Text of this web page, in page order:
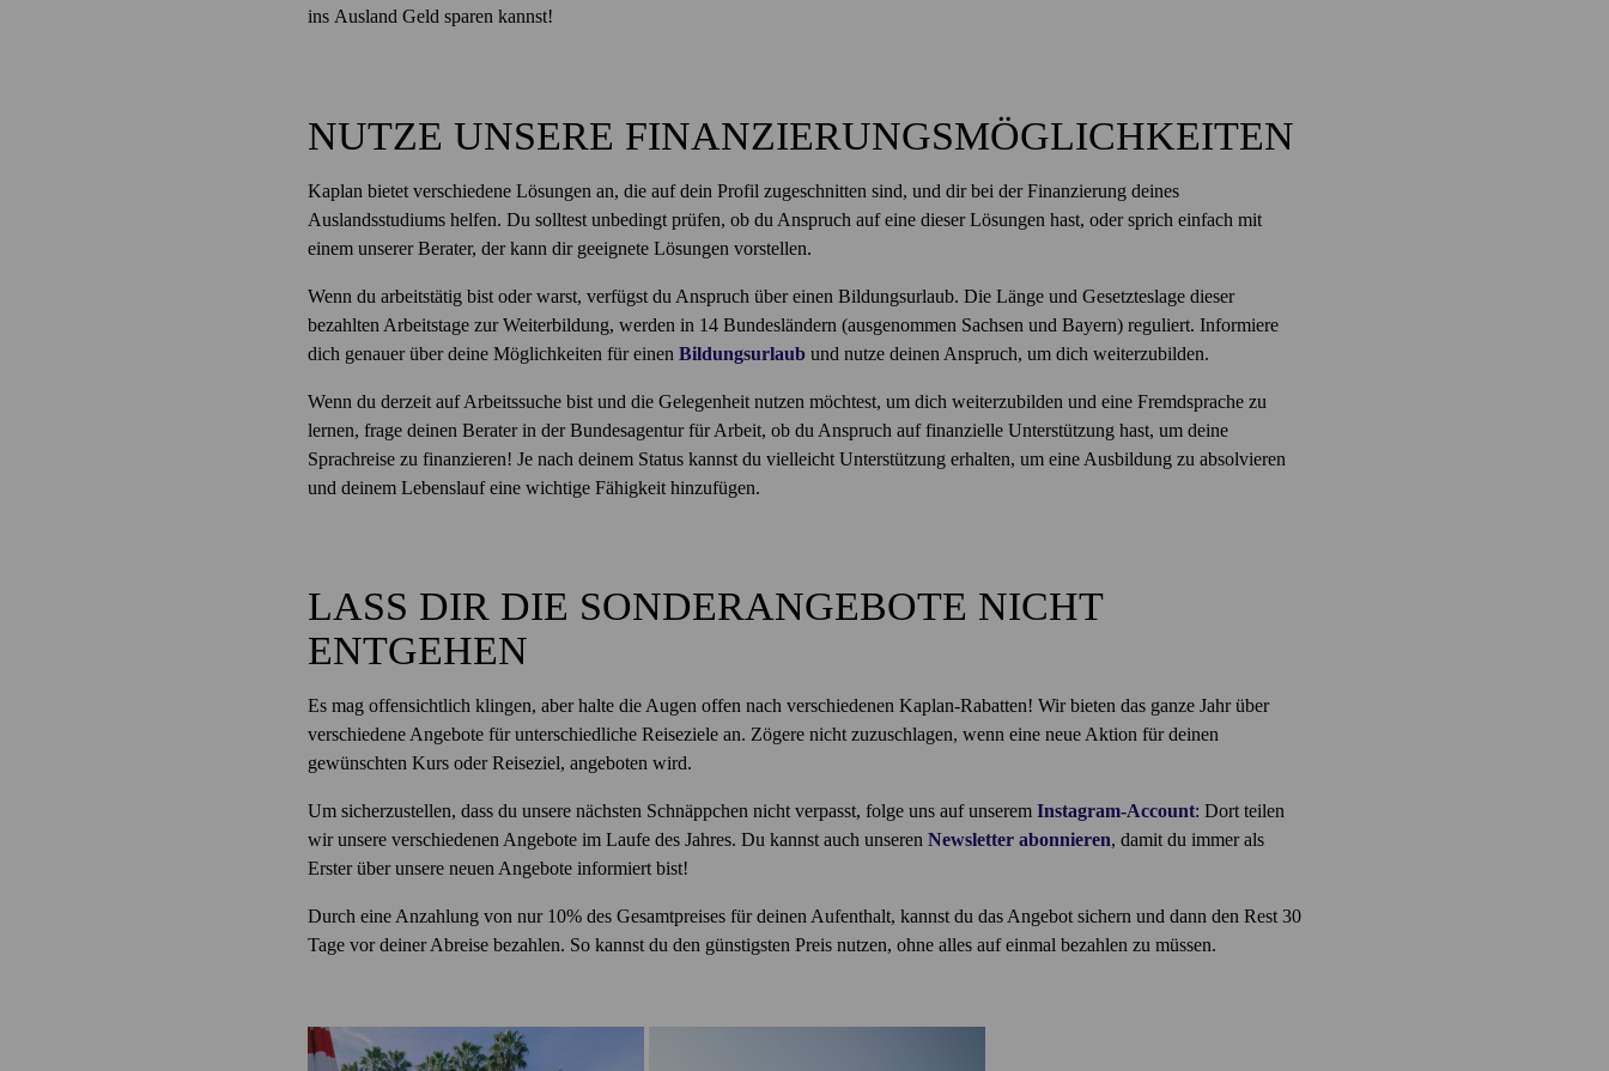
ins Ausland Geld sparen kannst!
NUTZE UNSERE FINANZIERUNGSMÖGLICHKEITEN
Kaplan bietet verschiedene Lösungen an, die auf dein Profil zugeschnitten sind, und dir bei der Finanzierung deines
Auslandsstudiums helfen. Du solltest unbedingt prüfen, ob du Anspruch auf eine dieser Lösungen hast, oder sprich einfach mit
einem unserer Berater, der kann dir geeignete Lösungen vorstellen.
Wenn du arbeitstätig bist oder warst, verfügst du Anspruch über einen Bildungsurlaub. Die Länge und Gesetzteslage dieser
bezahlten Arbeitstage zur Weiterbildung, werden in 14 Bundesländern (ausgenommen Sachsen und Bayern) reguliert. Informiere
dich genauer über deine Möglichkeiten für einen Bildungsurlaub und nutze deinen Anspruch, um dich weiterzubilden.
Wenn du derzeit auf Arbeitssuche bist und die Gelegenheit nutzen möchtest, um dich weiterzubilden und eine Fremdsprache zu
lernen, frage deinen Berater in der Bundesagentur für Arbeit, ob du Anspruch auf finanzielle Unterstützung hast, um deine
Sprachreise zu finanzieren! Je nach deinem Status kannst du vielleicht Unterstützung erhalten, um eine Ausbildung zu absolvieren
und deinem Lebenslauf eine wichtige Fähigkeit hinzufügen.
LASS DIR DIE SONDERANGEBOTE NICHT
ENTGEHEN
Es mag offensichtlich klingen, aber halte die Augen offen nach verschiedenen Kaplan-Rabatten! Wir bieten das ganze Jahr über
verschiedene Angebote für unterschiedliche Reiseziele an. Zögere nicht zuzuschlagen, wenn eine neue Aktion für deinen
gewünschten Kurs oder Reiseziel, angeboten wird.
Um sicherzustellen, dass du unsere nächsten Schnäppchen nicht verpasst, folge uns auf unserem Instagram-Account: Dort teilen
wir unsere verschiedenen Angebote im Laufe des Jahres. Du kannst auch unseren Newsletter abonnieren, damit du immer als
Erster über unsere neuen Angebote informiert bist!
Durch eine Anzahlung von nur 10% des Gesamtpreises für deinen Aufenthalt, kannst du das Angebot sichern und dann den Rest 30
Tage vor deiner Abreise bezahlen. So kannst du den günstigsten Preis nutzen, ohne alles auf einmal bezahlen zu müssen.